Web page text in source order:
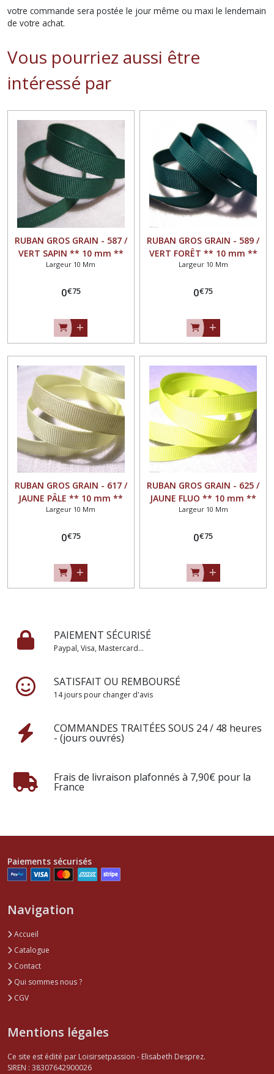
votre commande sera postée le jour même ou maxi le lendemain
de votre achat.
Vous pourriez aussi être
intéressé par
RUBAN GROS GRAIN - 587 /
VERT SAPIN ** 10 mm **
GALON UNI GRAND TEINT -
Largeur 10 Mm
0€75
RUBAN GROS GRAIN - 589 /
VERT FORÊT ** 10 mm **
GALON UNI GRAND TEINT -
Largeur 10 Mm
0€75
RUBAN GROS GRAIN - 617 /
JAUNE PÂLE ** 10 mm **
GALON UNI GRAND TEINT -
Largeur 10 Mm
0€75
RUBAN GROS GRAIN - 625 /
JAUNE FLUO ** 10 mm **
GALON UNI GRAND TEINT -
Largeur 10 Mm
0€75
PAIEMENT SÉCURISÉ
Paypal, Visa, Mastercard...
SATISFAIT OU REMBOURSÉ
14 jours pour changer d'avis
COMMANDES TRAITÉES SOUS 24 / 48 heures
- (jours ouvrés)
Frais de livraison plafonnés à 7,90€ pour la
France
Paiements sécurisés
Navigation
Accueil
Catalogue
Contact
Qui sommes nous ?
CGV
Mentions légales
Ce site est édité par Loisirsetpassion - Elisabeth Desprez.
SIREN : 38307642900026